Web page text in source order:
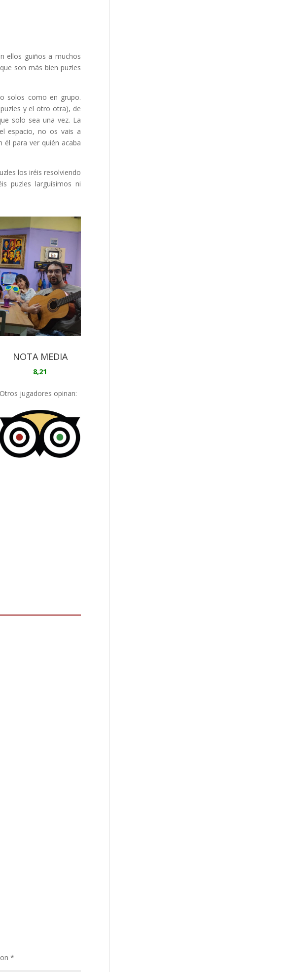
ellos guiños a muchos
son más bien puzles
solos como en grupo.
y el otro otra), de
solo sea una vez. La
espacio, no os vais a
él para ver quién acaba
los iréis resolviendo
puzles larguísimos ni
NOTA MEDIA
8,21
Otros jugadores opinan:
*